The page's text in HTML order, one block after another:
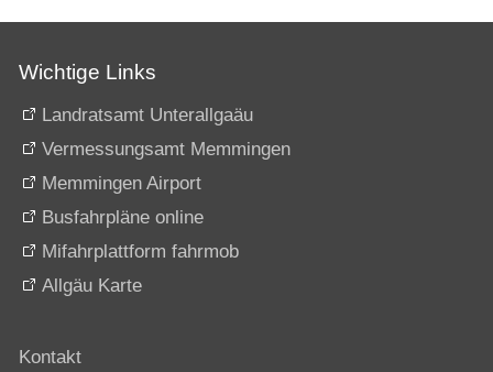
Wichtige Links
Landratsamt Unterallgaäu
Vermessungsamt Memmingen
Memmingen Airport
Busfahrpläne online
Mifahrplattform fahrmob
Allgäu Karte
Kontakt